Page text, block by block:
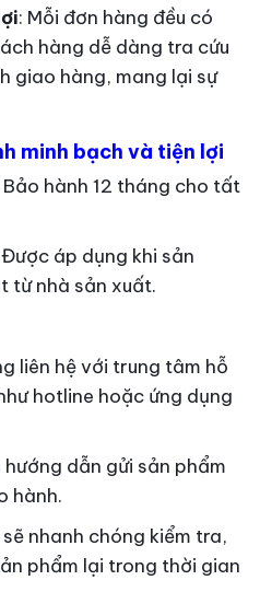
: Mỗi đơn hàng đều có
hàng dễ dàng tra cứu
giao hàng, mang lại sự
minh bạch và tiện lợi
Bảo hành 12 tháng cho tất
Được áp dụng khi sản
từ nhà sản xuất.
liên hệ với trung tâm hỗ
hotline hoặc ứng dụng
hướng dẫn gửi sản phẩm
hành.
nhanh chóng kiểm tra,
phẩm lại trong thời gian